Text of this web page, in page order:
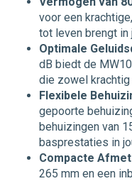
voor een
tot leven brengt in
Optimale
dB biedt de
die zowel
Flexibele
gepoorte
behuizingen van
basprestaties in
Compacte
265 mm en een